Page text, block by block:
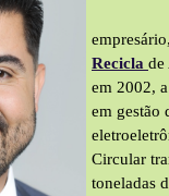
Recicla de
em 2002,
em gestão
Circular
toneladas